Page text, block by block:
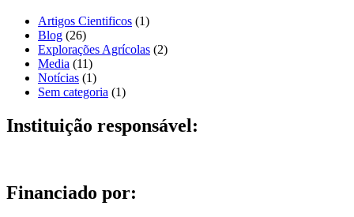
Artigos Cientificos (1)
Blog (26)
Explorações Agrícolas (2)
Media (11)
Notícias (1)
Sem categoria (1)
Instituição responsável:
Financiado por: